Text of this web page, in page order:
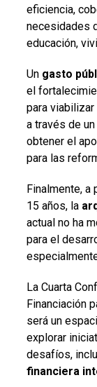
eficiencia,
necesidades
educación,
Un gasto
el
para
a través de
obtener el
para las
Finalmente, a
15 años, la
actual no ha
para el
La Cuarta
Financiación
será un
explorar
desafíos,
financiera